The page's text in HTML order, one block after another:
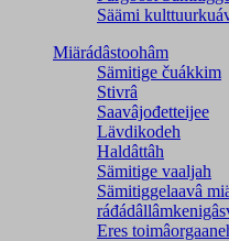
Säämi
Miärádâstoohâm
Sämitige čuákkim
Stivrâ
Saavâjođetteijee
Lävdikodeh
Haldâttâh
Sämitige vaaljah
Sämitiggelaavâ
Eres